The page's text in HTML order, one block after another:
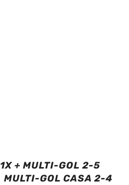
1X + MULTI-GOL 2-5
MULTI-GOL CASA 2-4